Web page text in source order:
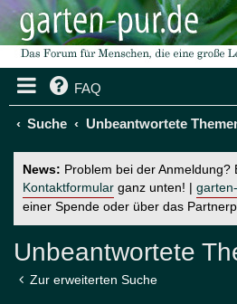
FAQ
Suche Unbeantwortete
News: Problem bei der Anmeldung?
Kontaktformular ganz unten! |
einer Spende oder über das
Unbeantwortete
Zur erweiterten Suche